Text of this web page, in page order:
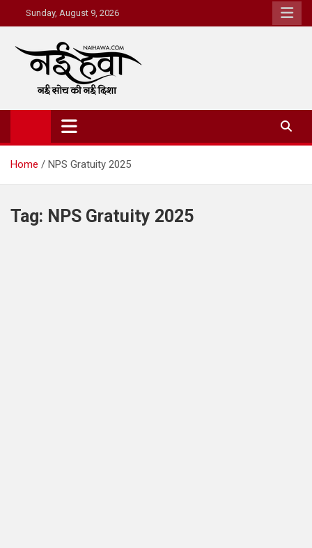
Sunday, August 9, 2026
Nai Hawa
Home NPS Gratuity 2025
Tag: NPS Gratuity 2025